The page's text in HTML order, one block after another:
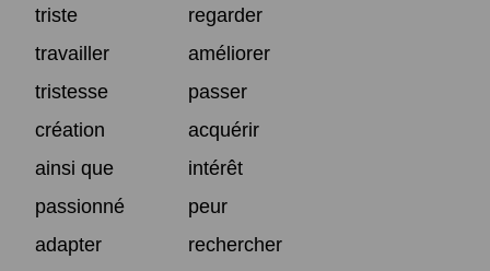
triste
regarder
travailler
améliorer
tristesse
passer
création
acquérir
ainsi que
intérêt
passionné
peur
adapter
rechercher